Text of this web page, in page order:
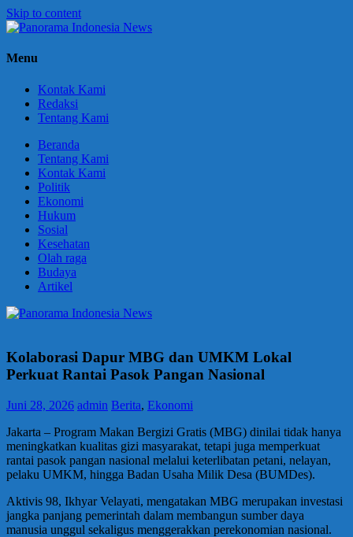
Skip to content
Panorama
Berani
Menu
Kontak Kami
Redaksi
Tentang Kami
Beranda
Tentang Kami
Kontak Kami
Politik
Ekonomi
Hukum
Sosial
Kesehatan
Olah raga
Budaya
Artikel
Kolaborasi Dapur MBG dan UMKM Lokal
Perkuat Rantai Pasok Pangan Nasional
Juni 28, 2026 admin Berita, Ekonomi
Jakarta – Program Makan Bergizi Gratis (MBG) dinilai tidak hanya
meningkatkan kualitas gizi masyarakat, tetapi juga memperkuat
rantai pasok pangan nasional melalui keterlibatan petani, nelayan,
pelaku UMKM, hingga Badan Usaha Milik Desa (BUMDes).
Aktivis 98, Ikhyar Velayati, mengatakan MBG merupakan investasi
jangka panjang pemerintah dalam membangun sumber daya
manusia unggul sekaligus menggerakkan perekonomian nasional.